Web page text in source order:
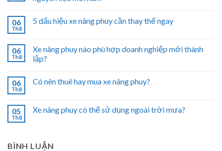
06
Th8
5 dấu hiệu xe nâng phuy cần thay thế ngay
06
Th8
Xe nâng phuy nào phù hợp doanh nghiệp mới thành
lập?
06
Th8
Có nên thuê hay mua xe nâng phuy?
05
Th8
Xe nâng phuy có thể sử dụng ngoài trời mưa?
BÌNH LUẬN